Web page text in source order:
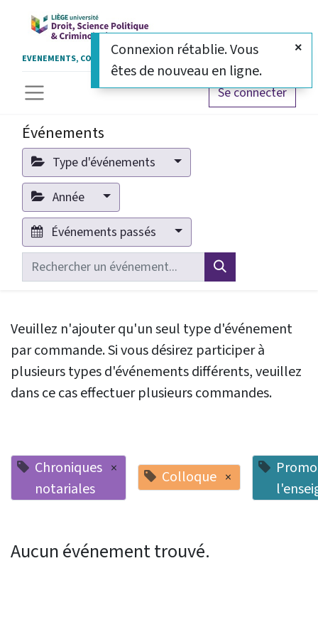
EVENEMENTS, COLLOQUES ET CERTIFICATS
Se connecter
Événements
Type d'événements
Année
Événements passés
Veuillez n'ajouter qu'un seul type d'événement
par commande. Si vous désirez participer à
plusieurs types d'événements différents, veuillez
dans ce cas effectuer plusieurs commandes.
Chroniques
notariales
× Colloque ×
Aucun événement trouvé.
Connexion rétablie. Vous
êtes de nouveau en ligne.